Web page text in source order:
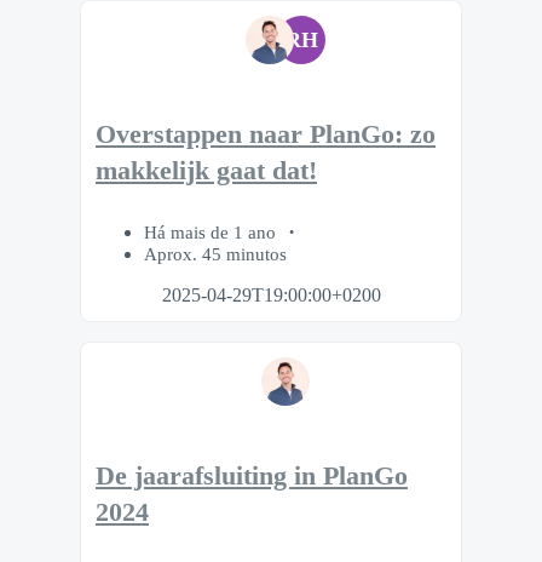
RH
Overstappen naar PlanGo: zo
makkelijk gaat dat!
Há mais de 1 ano
Aprox. 45 minutos
2025-04-29T19:00:00+0200
De jaarafsluiting in PlanGo
2024